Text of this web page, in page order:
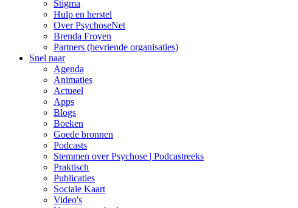
Stigma
Hulp en herstel
Over PsychoseNet
Brenda Froyen
Partners (bevriende organisaties)
Snel naar
Agenda
Animaties
Actueel
Apps
Blogs
Boeken
Goede bronnen
Podcasts
Stemmen over Psychose | Podcastreeks
Praktisch
Publicaties
Sociale Kaart
Video's